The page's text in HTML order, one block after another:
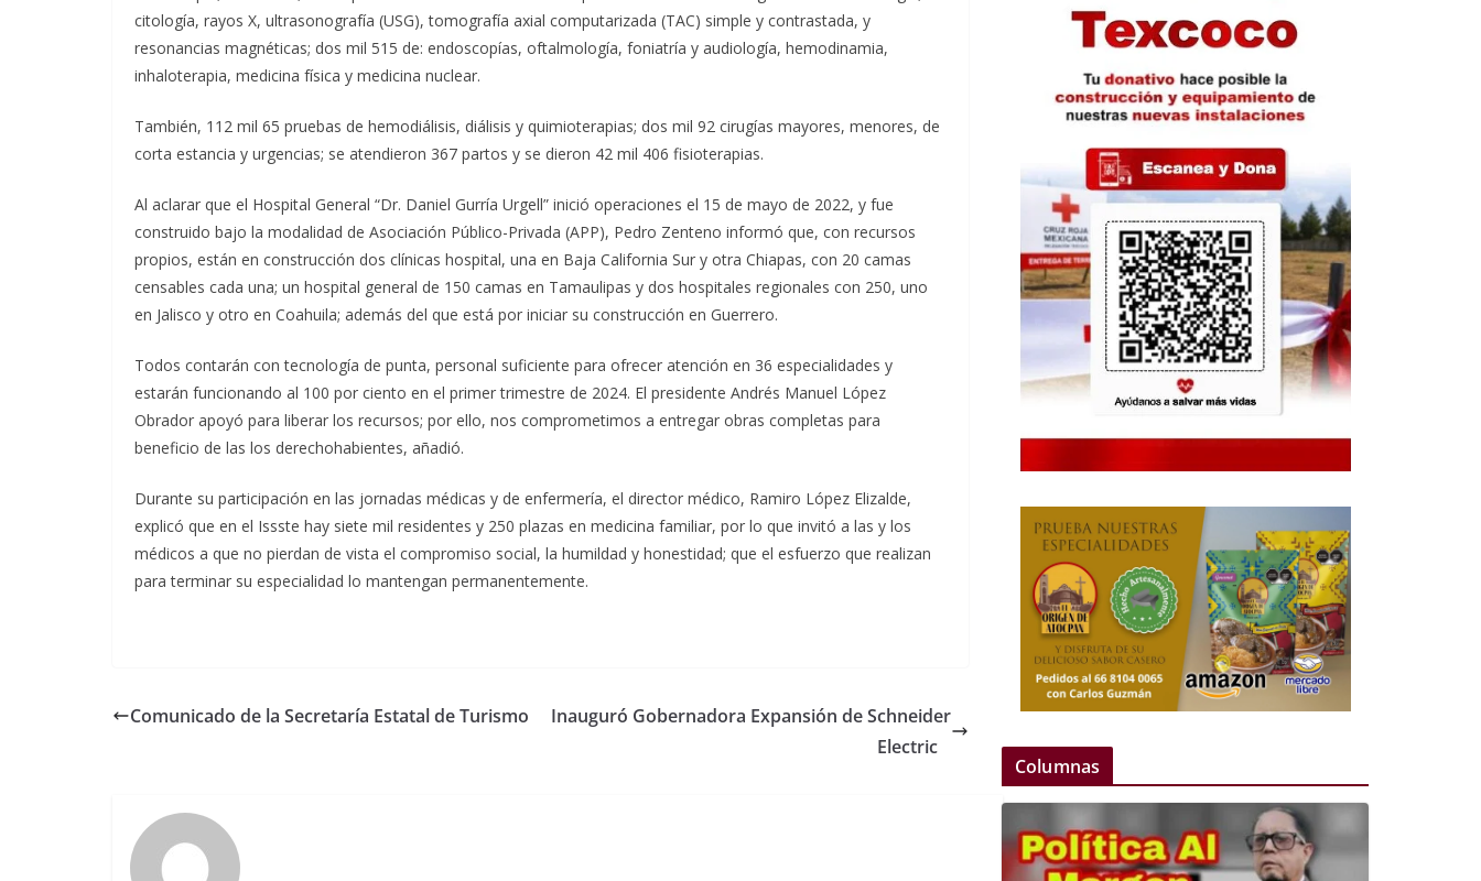
citología, rayos X, ultrasonografía (USG), tomografía axial computarizada (TAC) simple y contrastada, y
resonancias magnéticas; dos mil 515 de: endoscopías, oftalmología, foniatría y audiología, hemodinamia,
inhaloterapia, medicina física y medicina nuclear.
También, 112 mil 65 pruebas de hemodiálisis, diálisis y quimioterapias; dos mil 92 cirugías mayores, menores, de
corta estancia y urgencias; se atendieron 367 partos y se dieron 42 mil 406 fisioterapias.
Al aclarar que el Hospital General “Dr. Daniel Gurría Urgell” inició operaciones el 15 de mayo de 2022, y fue
construido bajo la modalidad de Asociación Público-Privada (APP), Pedro Zenteno informó que, con recursos
propios, están en construcción dos clínicas hospital, una en Baja California Sur y otra Chiapas, con 20 camas
censables cada una; un hospital general de 150 camas en Tamaulipas y dos hospitales regionales con 250, uno
en Jalisco y otro en Coahuila; además del que está por iniciar su construcción en Guerrero.
Todos contarán con tecnología de punta, personal suficiente para ofrecer atención en 36 especialidades y
estarán funcionando al 100 por ciento en el primer trimestre de 2024. El presidente Andrés Manuel López
Obrador apoyó para liberar los recursos; por ello, nos comprometimos a entregar obras completas para
beneficio de las los derechohabientes, añadió.
Durante su participación en las jornadas médicas y de enfermería, el director médico, Ramiro López Elizalde,
explicó que en el Issste hay siete mil residentes y 250 plazas en medicina familiar, por lo que invitó a las y los
médicos a que no pierdan de vista el compromiso social, la humildad y honestidad; que el esfuerzo que realizan
para terminar su especialidad lo mantengan permanentemente.
Comunicado de la Secretaría Estatal de Turismo
Inauguró Gobernadora Expansión de Schneider
Electric
Columnas